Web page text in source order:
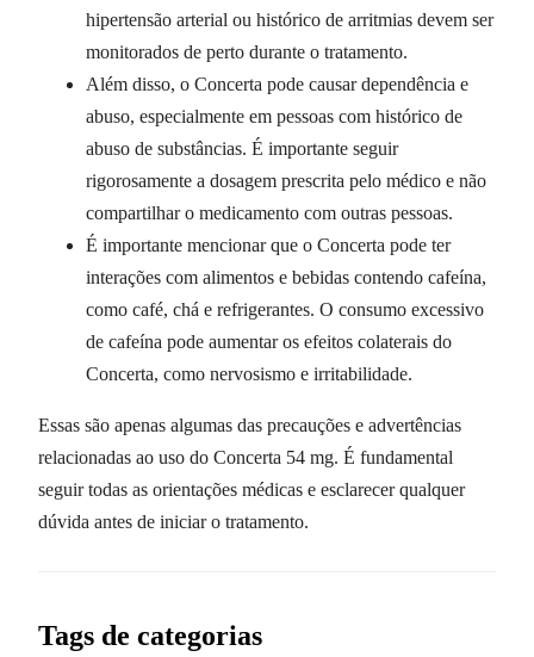
hipertensão arterial ou histórico de arritmias devem ser
monitorados de perto durante o tratamento.
Além disso, o Concerta pode causar dependência e
abuso, especialmente em pessoas com histórico de
abuso de substâncias. É importante seguir
rigorosamente a dosagem prescrita pelo médico e não
compartilhar o medicamento com outras pessoas.
É importante mencionar que o Concerta pode ter
interações com alimentos e bebidas contendo cafeína,
como café, chá e refrigerantes. O consumo excessivo
de cafeína pode aumentar os efeitos colaterais do
Concerta, como nervosismo e irritabilidade.
Essas são apenas algumas das precauções e advertências
relacionadas ao uso do Concerta 54 mg. É fundamental
seguir todas as orientações médicas e esclarecer qualquer
dúvida antes de iniciar o tratamento.
Tags de categorias